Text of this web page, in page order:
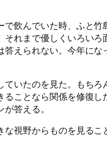
飲んでいた時、ふと
れまで優しくいろい
えられない。今年に
いたのを見た。もち
ることなら関係を修復
答える。
視野からものを見る